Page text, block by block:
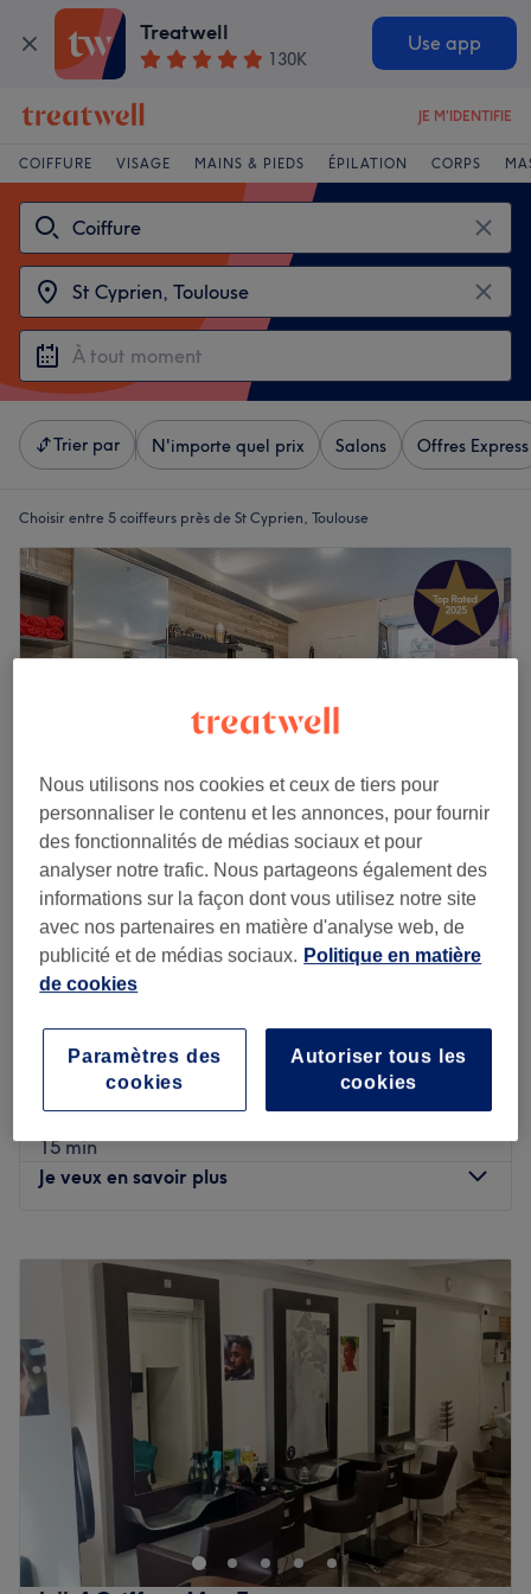
Treatwell
130K
Use app
JE M'IDENTIFIE
COIFFURE VISAGE MAINS & PIEDS ÉPILATION CORPS
Trier par N'importe quel prix Salons Offres Express
Choisir entre 5 coiffeurs près de St Cyprien, Toulouse
Le 711 pour l'homme
4,9
336 avis
Carmes, Toulouse
Montrer sur la carte
Coupe Homme
Coupe Couronne - Homme
20 €
Taille de la barbe
15 min
Je veux en savoir plus
Mardi
18:30
Mercredi
09:00–
09:00–
Vendredi
09:00
Samedi
Dimanche
Fermé
Le 711 Pour Hommes est un salon de coiffure situé à
Toulouse, très proche de la station de métro Carmes. Le
salon propose des prestations de coiffure de qualité pour
hommes et propose aussi quelques services féminins.
Nous utilisons nos cookies et ceux de tiers pour
personnaliser le contenu et les annonces, pour fournir
des fonctionnalités de médias sociaux et pour
analyser notre trafic. Nous partageons également des
informations sur la façon dont vous utilisez notre site
avec nos partenaires en matière d'analyse web, de
publicité et de médias sociaux. Politique en matière
de cookies
Autoriser tous les
cookies
Paramètres des
cookies